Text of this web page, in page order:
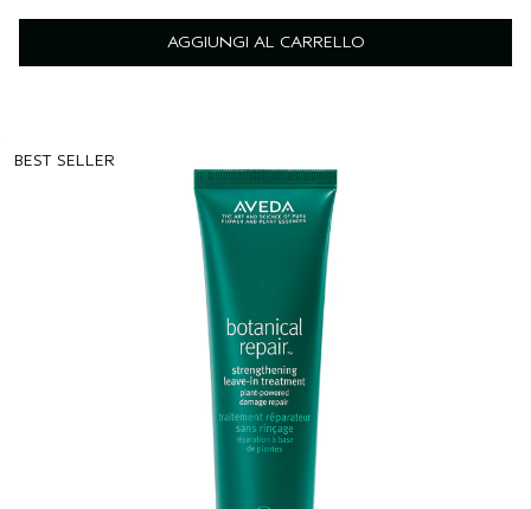
AGGIUNGI AL CARRELLO
BEST SELLER